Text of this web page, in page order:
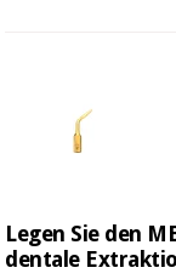
Legen Sie den
dentale